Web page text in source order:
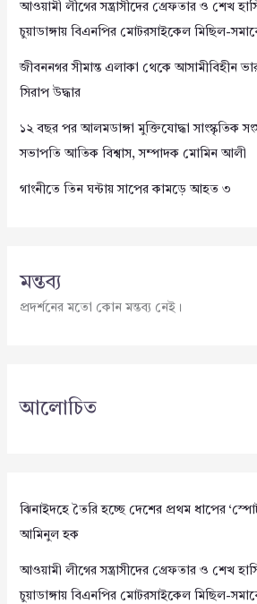
আওয়ামী লীগের সন্ত্রাসীদের গ্রেফতার ও শেখ
চুয়াডাঙ্গায় বিএনপির মোটরসাইকেল মিছিল-
জীবননগর সীমান্ত এলাকা থেকে আসামীবিহীন
সিরাপ উদ্ধার
১২ বছর পর আলমডাঙ্গা মুক্তিযোদ্ধা সাংস্কৃতিক
সভাপতি আতিক বিশ্বাস, সম্পাদক মোমিন আলী
গাংনীতে তিন ঘন্টায় সাপের কামড়ে আহত ৩
মন্তব্য
প্রদর্শনের মতো কোন মন্তব্য নেই।
আলোচিত
ঝিনাইদহে তৈরি হচ্ছে দেশের প্রথম ধাপের
আমিনুল হক
আওয়ামী লীগের সন্ত্রাসীদের গ্রেফতার ও শেখ
চুয়াডাঙ্গায় বিএনপির মোটরসাইকেল মিছিল-